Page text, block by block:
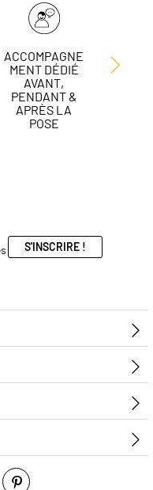
ACCOMPAGNE
MENT DÉDIÉ
AVANT,
PENDANT &
APRÈS LA
POSE
S'INSCRIRE !